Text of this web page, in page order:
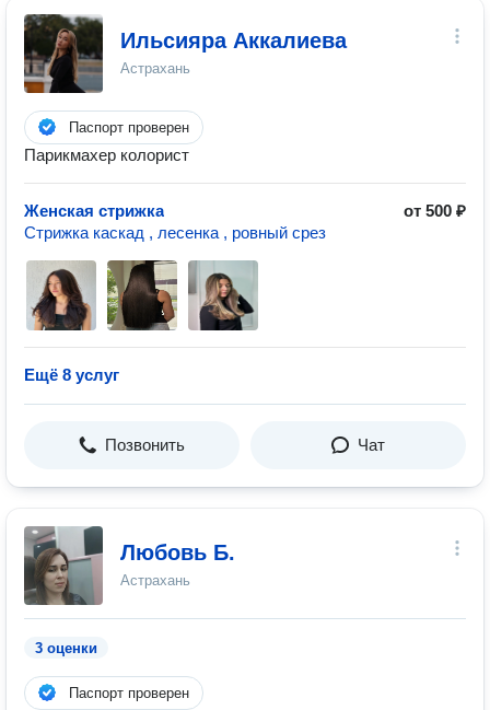
Ильсияра Аккалиева
Астрахань
Паспорт проверен
Парикмахер колорист
Женская стрижка
от 500 ₽
Стрижка каскад , лесенка , ровный срез
Ещё 8 услуг
Позвонить Чат
Любовь Б.
Астрахань
3 оценки
Паспорт проверен